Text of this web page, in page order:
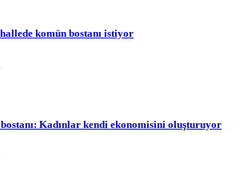
komün bostanı istiyor
Kadınlar kendi ekonomisini oluşturuyor